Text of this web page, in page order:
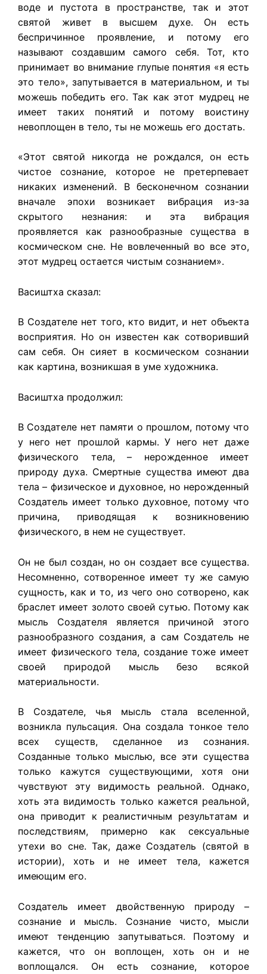
воде и пустота в пространстве, так и этот
святой живет в высшем духе. Он есть
беспричинное проявление, и потому его
называют создавшим самого себя. Тот, кто
принимает во внимание глупые понятия «я есть
это тело», запутывается в материальном, и ты
можешь победить его. Так как этот мудрец не
имеет таких понятий и потому воистину
невоплощен в тело, ты не можешь его достать.
«Этот святой никогда не рождался, он есть
чистое сознание, которое не претерпевает
никаких изменений. В бесконечном сознании
вначале эпохи возникает вибрация из-за
скрытого незнания: и эта вибрация
проявляется как разнообразные существа в
космическом сне. Не вовлеченный во все это,
этот мудрец остается чистым сознанием».
Васиштха сказал:
В Создателе нет того, кто видит, и нет объекта
восприятия. Но он известен как сотворивший
сам себя. Он сияет в космическом сознании
как картина, возникшая в уме художника.
Васиштха продолжил:
В Создателе нет памяти о прошлом, потому что
у него нет прошлой кармы. У него нет даже
физического тела, – нерожденное имеет
природу духа. Смертные существа имеют два
тела – физическое и духовное, но нерожденный
Создатель имеет только духовное, потому что
причина, приводящая к возникновению
физического, в нем не существует.
Он не был создан, но он создает все существа.
Несомненно, сотворенное имеет ту же самую
сущность, как и то, из чего оно сотворено, как
браслет имеет золото своей сутью. Потому как
мысль Создателя является причиной этого
разнообразного создания, а сам Создатель не
имеет физического тела, создание тоже имеет
своей природой мысль безо всякой
материальности.
В Создателе, чья мысль стала вселенной,
возникла пульсация. Она создала тонкое тело
всех существ, сделанное из сознания.
Созданные только мыслью, все эти существа
только кажутся существующими, хотя они
чувствуют эту видимость реальной. Однако,
хоть эта видимость только кажется реальной,
она приводит к реалистичным результатам и
последствиям, примерно как сексуальные
утехи во сне. Так, даже Создатель (святой в
истории), хоть и не имеет тела, кажется
имеющим его.
Создатель имеет двойственную природу –
сознание и мысль. Сознание чисто, мысли
имеют тенденцию запутываться. Поэтому и
кажется, что он воплощен, хоть он и не
воплощался. Он есть сознание, которое